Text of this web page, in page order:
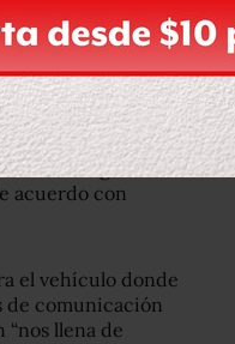
cumplidas
y 40 más
aseguraron
acuerdo con
el vehículo donde
de comunicación
llena de